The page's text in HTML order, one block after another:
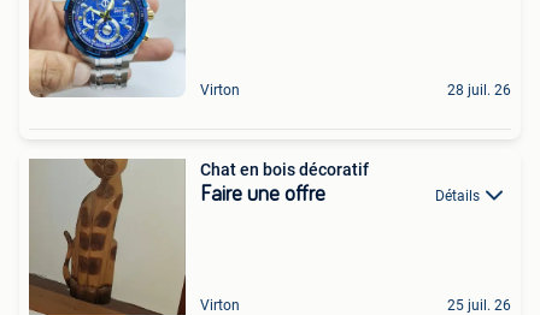
Virton 28 juil. 26
Chat en bois décoratif
Faire une offre Détails
Virton 25 juil. 26